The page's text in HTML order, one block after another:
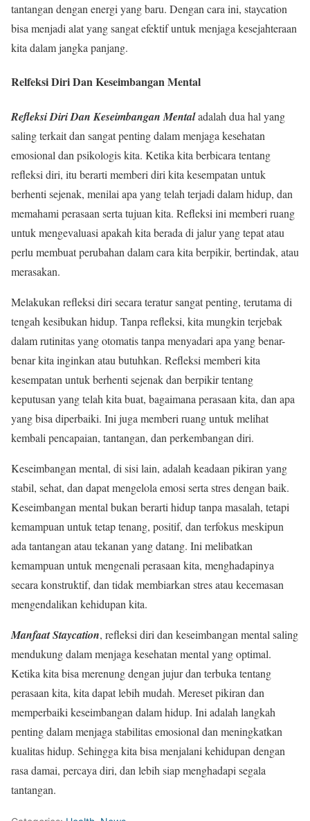
tantangan dengan energi yang baru. Dengan cara ini, staycation
bisa menjadi alat yang sangat efektif untuk menjaga kesejahteraan
kita dalam jangka panjang.
Relfeksi Diri Dan Keseimbangan Mental
Refleksi Diri Dan Keseimbangan Mentaladalah dua hal yang
saling terkait dan sangat penting dalam menjaga kesehatan
emosional dan psikologis kita. Ketika kita berbicara tentang
refleksi diri, itu berarti memberi diri kita kesempatan untuk
berhenti sejenak, menilai apa yang telah terjadi dalam hidup, dan
memahami perasaan serta tujuan kita. Refleksi ini memberi ruang
untuk mengevaluasi apakah kita berada di jalur yang tepat atau
perlu membuat perubahan dalam cara kita berpikir, bertindak, atau
merasakan.
Melakukan refleksi diri secara teratur sangat penting, terutama di
tengah kesibukan hidup. Tanpa refleksi, kita mungkin terjebak
dalam rutinitas yang otomatis tanpa menyadari apa yang benar-
benar kita inginkan atau butuhkan. Refleksi memberi kita
kesempatan untuk berhenti sejenak dan berpikir tentang
keputusan yang telah kita buat, bagaimana perasaan kita, dan apa
yang bisa diperbaiki. Ini juga memberi ruang untuk melihat
kembali pencapaian, tantangan, dan perkembangan diri.
Keseimbangan mental, di sisi lain, adalah keadaan pikiran yang
stabil, sehat, dan dapat mengelola emosi serta stres dengan baik.
Keseimbangan mental bukan berarti hidup tanpa masalah, tetapi
kemampuan untuk tetap tenang, positif, dan terfokus meskipun
ada tantangan atau tekanan yang datang. Ini melibatkan
kemampuan untuk mengenali perasaan kita, menghadapinya
secara konstruktif, dan tidak membiarkan stres atau kecemasan
mengendalikan kehidupan kita.
Manfaat Staycation, refleksi diri dan keseimbangan mental saling
mendukung dalam menjaga kesehatan mental yang optimal.
Ketika kita bisa merenung dengan jujur dan terbuka tentang
perasaan kita, kita dapat lebih mudah. Mereset pikiran dan
memperbaiki keseimbangan dalam hidup. Ini adalah langkah
penting dalam menjaga stabilitas emosional dan meningkatkan
kualitas hidup. Sehingga kita bisa menjalani kehidupan dengan
rasa damai, percaya diri, dan lebih siap menghadapi segala
tantangan.